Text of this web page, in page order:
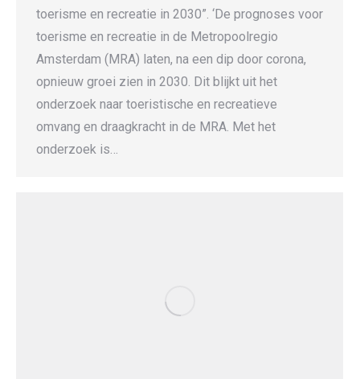
toerisme en recreatie in 2030”. ‘De prognoses voor
toerisme en recreatie in de Metropoolregio
Amsterdam (MRA) laten, na een dip door corona,
opnieuw groei zien in 2030. Dit blijkt uit het
onderzoek naar toeristische en recreatieve
omvang en draagkracht in de MRA. Met het
onderzoek is…